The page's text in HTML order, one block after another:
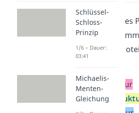
Je nach Aufbau
immer eine
Struktur eines
Primärstruktur
Schlüssel-
Schloss-
Prinzip
1/6 – Dauer:
03:41
Michaelis-
Menten-
Gleichung